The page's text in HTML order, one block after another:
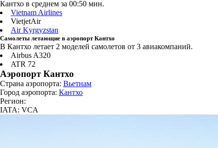
Кантхо в среднем за 00:50 мин.
Vietnam Airlines
VietjetAir
Air Kyrgyzstan
Самолеты летающие в аэропорт Кантхо
В Кантхо летает 2 моделей самолетов от 3 авиакомпаний.
Airbus A320
ATR 72
Аэропорт Кантхо
Страна аэропорта: Вьетнам
Город аэропорта: Кантхо
Регион:
IATA: VCA